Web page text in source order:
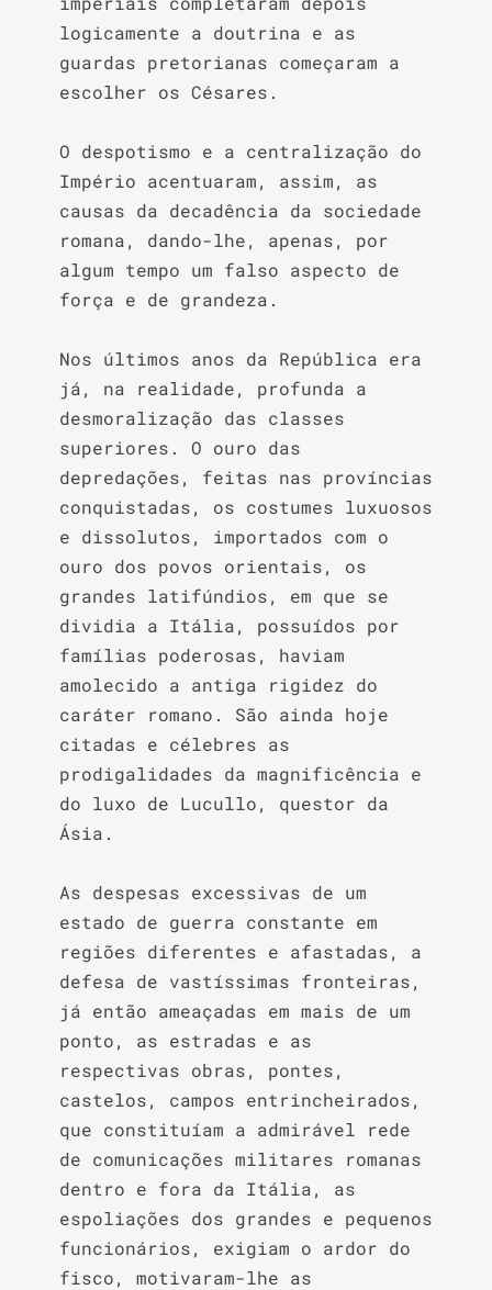
logicamente a doutrina e as
guardas pretorianas começaram a
escolher os Césares.
O despotismo e a centralização do
Império acentuaram, assim, as
causas da decadência da sociedade
romana, dando-lhe, apenas, por
algum tempo um falso aspecto de
força e de grandeza.
Nos últimos anos da República era
já, na realidade, profunda a
desmoralização das classes
superiores. O ouro das
depredações, feitas nas províncias
conquistadas, os costumes luxuosos
e dissolutos, importados com o
ouro dos povos orientais, os
grandes latifúndios, em que se
dividia a Itália, possuídos por
famílias poderosas, haviam
amolecido a antiga rigidez do
caráter romano. São ainda hoje
citadas e célebres as
prodigalidades da magnificência e
do luxo de Lucullo, questor da
Ásia.
As despesas excessivas de um
estado de guerra constante em
regiões diferentes e afastadas, a
defesa de vastíssimas fronteiras,
já então ameaçadas em mais de um
ponto, as estradas e as
respectivas obras, pontes,
castelos, campos entrincheirados,
que constituíam a admirável rede
de comunicações militares romanas
dentro e fora da Itália, as
espoliações dos grandes e pequenos
funcionários, exigiam o ardor do
fisco, motivaram-lhe as